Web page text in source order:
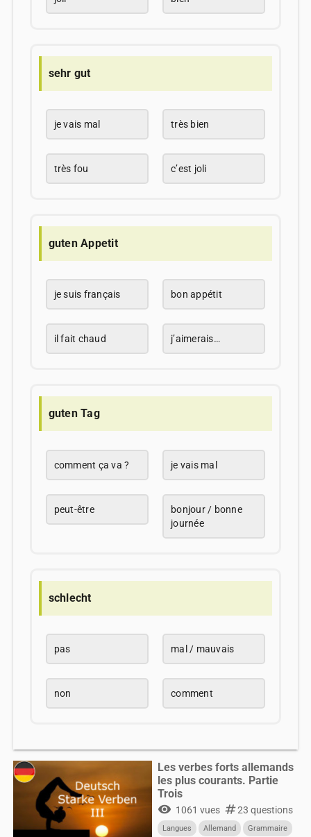
sehr gut
je vais mal très bien
très fou c’est joli
guten Appetit
je suis français bon appétit
il fait chaud j’aimerais…
guten Tag
comment ça va ? je vais mal
peut-être
bonjour / bonne
journée
schlecht
pas mal / mauvais
non comment
Les verbes forts allemands
les plus courants. Partie
Trois
visibility 1061 vues numbers23 questions
Langues Allemand Grammaire